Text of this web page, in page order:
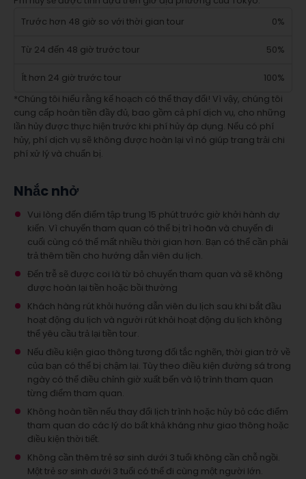
Trước hơn 48 giờ so với thời gian tour
0%
Từ 24 đến 48 giờ trước tour 50%
Ít hơn 24 giờ trước tour
100%
*Chúng tôi hiểu rằng kế hoạch có thể thay đổi! Vì vậy, chúng tôi
cung cấp hoàn tiền đầy đủ, bao gồm cả phí dịch vụ, cho những
lần hủy được thực hiện trước khi phí hủy áp dụng. Nếu có phí
hủy, phí dịch vụ sẽ không được hoàn lại vì nó giúp trang trải chi
phí xử lý và chuẩn bị.
Nhắc nhở
Vui lòng đến điểm tập trung 15 phút trước giờ khởi hành dự
kiến. Vì chuyến tham quan có thể bị trì hoãn và chuyến đi
cuối cùng có thể mất nhiều thời gian hơn. Bạn có thể cần phải
trả thêm tiền cho hướng dẫn viên du lịch.
Đến trễ sẽ được coi là từ bỏ chuyến tham quan và sẽ không
được hoàn lại tiền hoặc bồi thường
Khách hàng rút khỏi hướng dẫn viên du lịch sau khi bắt đầu
hoạt động du lịch và người rút khỏi hoạt động du lịch không
thể yêu cầu trả lại tiền tour.
Nếu điều kiện giao thông tương đối tắc nghẽn, thời gian trở về
của bạn có thể bị chậm lại. Tùy theo điều kiện đường sá trong
ngày có thể điều chỉnh giờ xuất bến và lộ trình tham quan
từng điểm tham quan.
Không hoàn tiền nếu thay đổi lịch trình hoặc hủy bỏ các điểm
tham quan do các lý do bất khả kháng như giao thông hoặc
điều kiện thời tiết.
Không cần thêm trẻ sơ sinh dưới 3 tuổi không cần chỗ ngồi.
Một trẻ sơ sinh dưới 3 tuổi có thể đi cùng một người lớn.